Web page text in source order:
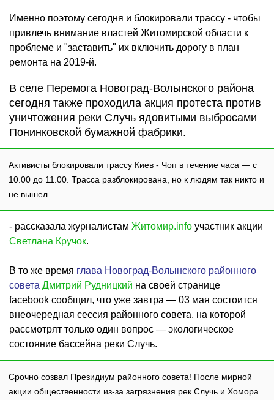
Именно поэтому сегодня и блокировали трассу - чтобы
привлечь внимание властей Житомирской области к
проблеме и "заставить" их включить дорогу в план
ремонта на 2019-й.
В селе Перемога Новоград-Волынского района
сегодня также проходила акция протеста против
уничтожения реки Случь ядовитыми выбросами
Понинковской бумажной фабрики.
Активисты блокировали трассу Киев - Чоп в течение часа — с
10.00 до 11.00. Трасса разблокирована, но к людям так никто и
не вышел.
- рассказала журналистам Житомир.info участник акции
Светлана Кручок.
В то же время глава Новоград-Волынского районного
совета Дмитрий Рудницкий на своей странице
facebook сообщил, что уже завтра — 03 мая состоится
внеочередная сессия районного совета, на которой
рассмотрят только один вопрос — экологическое
состояние бассейна реки Случь.
Срочно созвал Президиум районного совета! После мирной
акции общественности из-за загрязнения рек Случь и Хомора